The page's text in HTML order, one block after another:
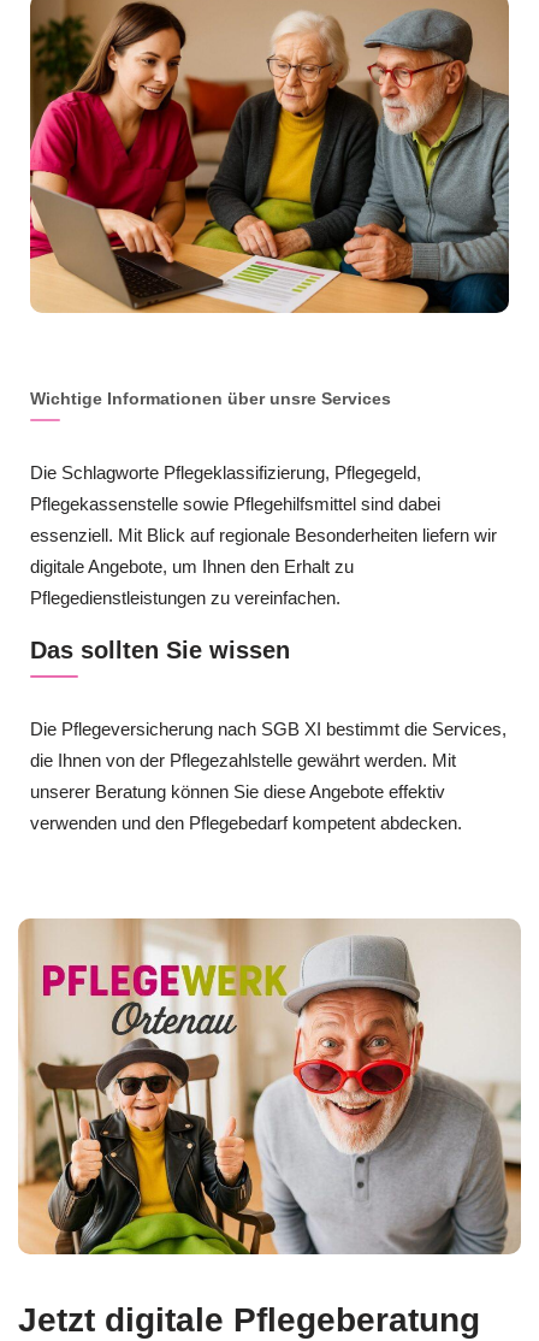
Wichtige Informationen über unsre Services
Die Schlagworte Pflegeklassifizierung, Pflegegeld,
Pflegekassenstelle sowie Pflegehilfsmittel sind dabei
essenziell. Mit Blick auf regionale Besonderheiten liefern wir
digitale Angebote, um Ihnen den Erhalt zu
Pflegedienstleistungen zu vereinfachen.
Das sollten Sie wissen
Die Pflegeversicherung nach SGB XI bestimmt die Services,
die Ihnen von der Pflegezahlstelle gewährt werden. Mit
unserer Beratung können Sie diese Angebote effektiv
verwenden und den Pflegebedarf kompetent abdecken.
Jetzt digitale Pflegeberatung